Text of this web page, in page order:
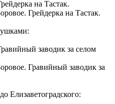
Грейдерка на Тастак.
Гравийный заводик за
Елизаветоградского: